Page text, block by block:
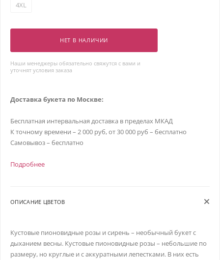
4XL
НЕТ В НАЛИЧИИ
Наши менеджеры обязательно свяжутся с вами и
уточнят условия заказа
Доставка букета по Москве:
Бесплатная интервальная доставка в пределах МКАД
К точному времени – 2 000 руб, от 30 000 руб – бесплатно
Самовывоз – бесплатно
Подробнее
ОПИСАНИЕ ЦВЕТОВ
Кустовые пионовидные розы и сирень – необычный букет с
дыханием весны. Кустовые пионовидные розы – небольшие по
размеру, но круглые и с аккуратными лепестками. В них есть